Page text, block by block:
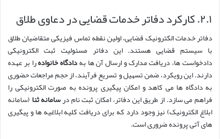
۲.۱. کارکرد دفاتر خدمات قضایی در دعاوی طلاق
دفاتر خدمات الکترونیک قضایی، اولین نقطه تماس فیزیکی متقاضیان طلاق
با سیستم قضایی هستند. این دفاتر مسئولیت ثبت الکترونیکی
دادخواست ها، دریافت مدارک و ارسال آن ها بهدادگاه خانوادهرا بر عهده
دارند. این رویکرد، ضمن تسهیل و تسریع فرآیند، از حجم مراجعات حضوری
به دادگاه ها می کاهد و امکان پیگیری پرونده به صورت الکترونیکی را
فراهم می سازد. از طریق این دفاتر، امکان ثبت نام درسامانه ثنا (سامانه
ابلاغ الکترونیک) نیز وجود دارد که برای دریافت کلیه ابلاغیه ها و پیگیری
های آتی پرونده ضروری است.